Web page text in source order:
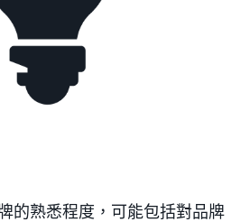
的熟悉程度，可能包括對品牌